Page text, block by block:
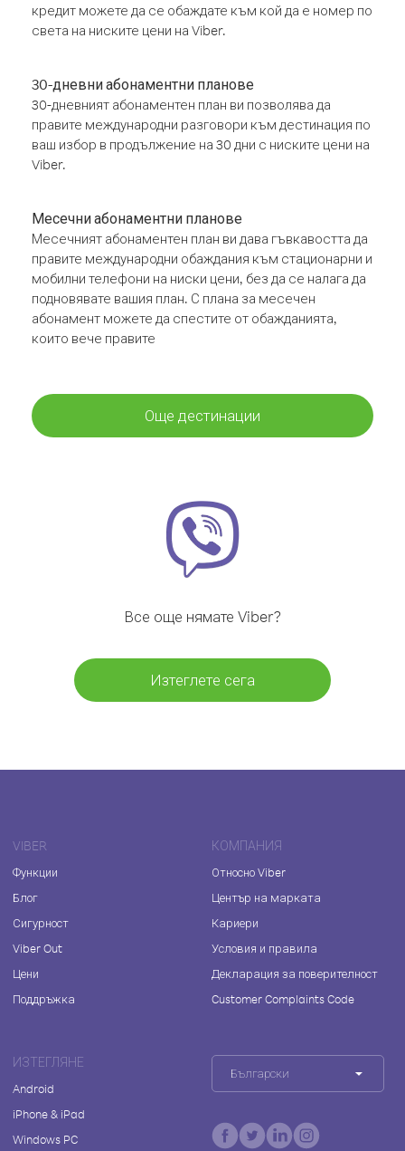
кредит можете да се обаждате към кой да е номер по
света на ниските цени на Viber.
30-дневни абонаментни планове
30-дневният абонаментен план ви позволява да
правите международни разговори към дестинация по
ваш избор в продължение на 30 дни с ниските цени на
Viber.
Месечни абонаментни планове
Месечният абонаментен план ви дава гъвкавостта да
правите международни обаждания към стационарни и
мобилни телефони на ниски цени, без да се налага да
подновявате вашия план. С плана за месечен
абонамент можете да спестите от обажданията,
които вече правите
Още дестинации
Все още нямате Viber?
Изтеглете сега
VIBER
Функции
Блог
Сигурност
Viber Out
Цени
Поддръжка
КОМПАНИЯ
Относно Viber
Център на марката
Кариери
Условия и правила
Декларация за поверителност
Customer Complaints Code
ИЗТЕГЛЯНЕ
Android
iPhone & iPad
Windows PC
Български